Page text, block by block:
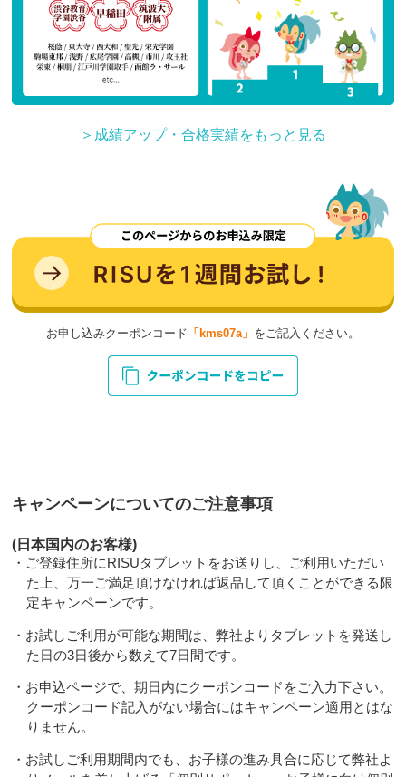
＞成績アップ・合格実績をもっと見る
お申し込みクーポンコード 「kms07a」 をご記入ください。
キャンペーンについてのご注意事項
(日本国内のお客様)
・ご登録住所にRISUタブレットをお送りし、ご利用いただい
た上、万一ご満足頂けなければ返品して頂くことができる限
定キャンペーンです。
・お試しご利用が可能な期間は、弊社よりタブレットを発送し
た日の3日後から数えて7日間です。
・お申込ページで、期日内にクーポンコードをご入力下さい。
クーポンコード記入がない場合にはキャンペーン適用とはな
りません。
・お試しご利用期間内でも、お子様の進み具合に応じて弊社よ